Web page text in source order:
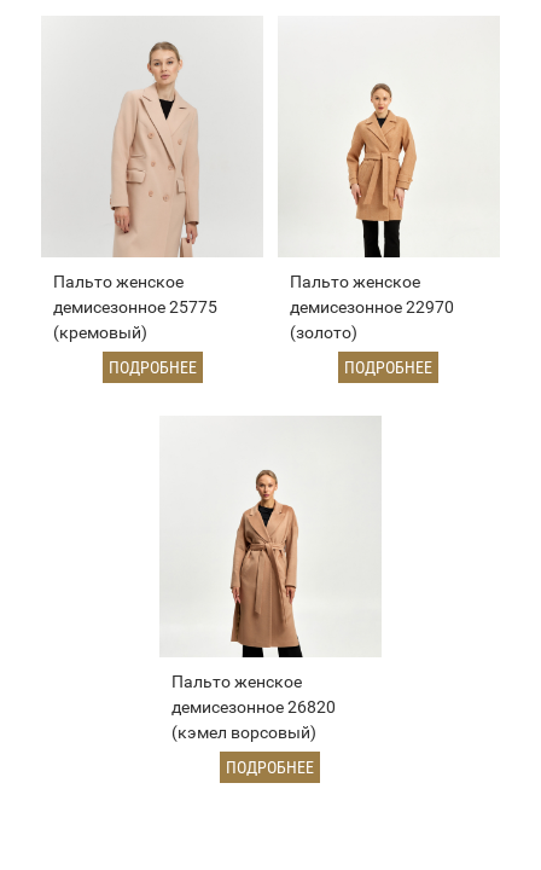
Пальто женское
демисезонное 25775
(кремовый)
ПОДРОБНЕЕ
Пальто женское
демисезонное 22970
(золото)
ПОДРОБНЕЕ
Пальто женское
демисезонное 26820
(кэмел ворсовый)
ПОДРОБНЕЕ